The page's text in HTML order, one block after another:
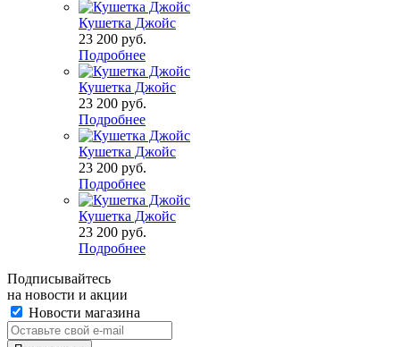
Кушетка Джойс
23 200 руб.
Подробнее
Кушетка Джойс
23 200 руб.
Подробнее
Кушетка Джойс
23 200 руб.
Подробнее
Кушетка Джойс
23 200 руб.
Подробнее
Подписывайтесь
на новости и акции
Новости магазина